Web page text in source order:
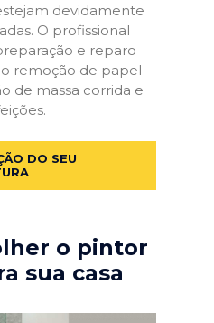
devidamente
O profissional
e reparo
remoção de papel
de massa corrida e
DO SEU
o pintor
sua casa